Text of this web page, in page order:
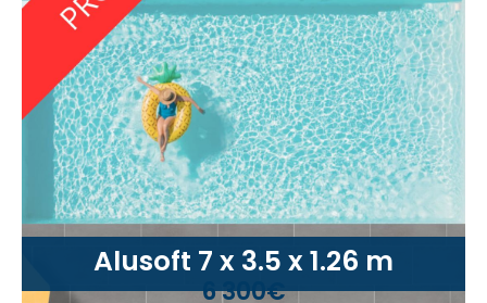
Alusoft 7 x 3.5 x 1.26 m
6 300€